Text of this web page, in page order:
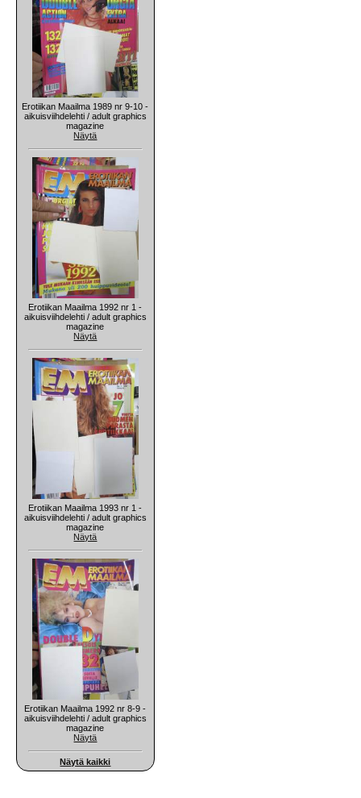
Erotiikan Maailma 1989 nr 9-10 -
aikuisviihdelehti / adult graphics
magazine
Näytä
Erotiikan Maailma 1992 nr 1 -
aikuisviihdelehti / adult graphics
magazine
Näytä
Erotiikan Maailma 1993 nr 1 -
aikuisviihdelehti / adult graphics
magazine
Näytä
Erotiikan Maailma 1992 nr 8-9 -
aikuisviihdelehti / adult graphics
magazine
Näytä
Näytä kaikki